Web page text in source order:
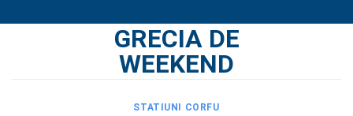
GRECIA DE
WEEKEND
STATIUNI CORFU